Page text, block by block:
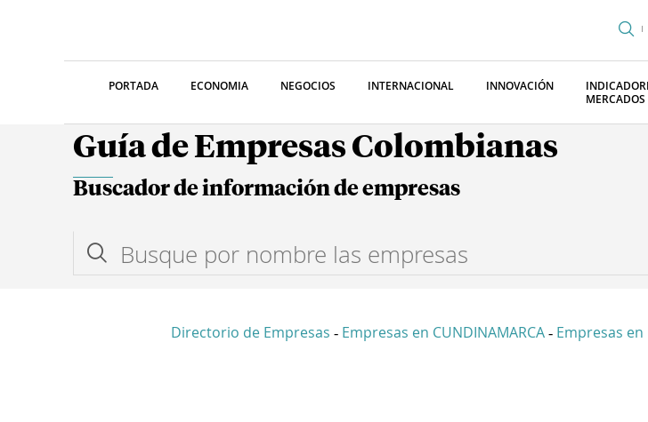
PORTADA ECONOMIA NEGOCIOS INTERNACIONAL INNOVACIÓN
MERCADOS
Guía de Empresas Colombianas
Buscador de información de empresas
Directorio de Empresas - Empresas en CUNDINAMARCA - Empresas en